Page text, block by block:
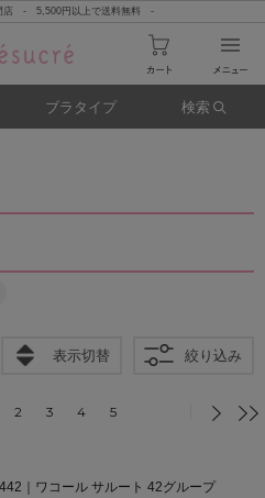
店 - 5,500円以上で送料無料 -
ブラタイプ 検索
表示切替 絞り込み
2 3 4 5
｜ワコール サルート 42グループ